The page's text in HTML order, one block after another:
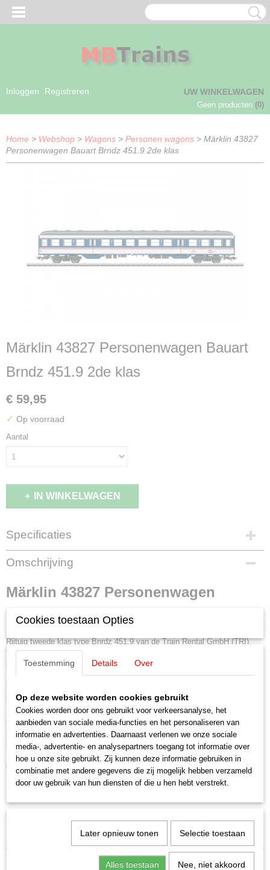
Inloggen Registreren UW WINKELWAGEN
Geen producten (0)
Home > Webshop > Wagons > Personen wagons > Märklin 43827
Personenwagen Bauart Brndz 451.9 2de klas
Märklin 43827 Personenwagen Bauart
Brndz 451.9 2de klas
€ 59,95
✓ Op voorraad
Aantal
IN WINKELWAGEN
Specificaties
Productcode leverancier
43827
H0 (1:87)
Nieuw
Omschrijving
Märklin 43827 Personenwagen
Bauart Brndz 451.9 2de klas
Rijtuig tweede klas type Bnrdz 451.9 van de Train Rental GmbH (TRI).
Type ‚Zilverling‘ in de kleuren safierblauw/verkeerswit. Model in de
uitvoering vanaf 2021
schijfremmen. Met los gemonteerde handgrepen aan de rijtuigeinden.
Kleinst berijdbare radius 360 mm. Voorbereid voor de inbouw van
stroomvoerende koppelingen nr. 72022, sleepcontact 73406,
binnenverlichting 73410/73411 en sluitseinset 73409. Lengte over de
buffers 28,2 cm.
Highlights
Rijtuigen passend bij de BR 110 'Elefantenexpress'.
- Zomernieuws 2025
Cookies toestaan Opties
Toestemming Details Over
Op deze website worden cookies gebruikt
Cookies worden door ons gebruikt voor verkeersanalyse, het
aanbieden van sociale media-functies en het personaliseren van
informatie en advertenties. Daarnaast verlenen we onze sociale
media-, advertentie- en analysepartners toegang tot informatie over
hoe u onze site gebruikt. Zij kunnen deze informatie gebruiken in
combinatie met andere gegevens die zij mogelijk hebben verzameld
door uw gebruik van hun diensten of die u hen hebt verstrekt.
Later opnieuw tonen Selectie toestaan
Alles toestaan Nee, niet akkoord